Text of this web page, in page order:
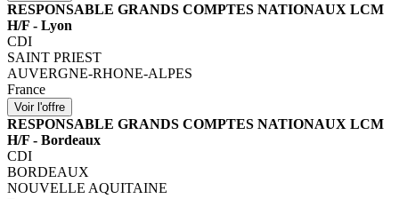
RESPONSABLE GRANDS COMPTES NATIONAUX LCM
H/F - Lyon
CDI
SAINT PRIEST
AUVERGNE-RHONE-ALPES
France
RESPONSABLE GRANDS COMPTES NATIONAUX LCM
H/F - Bordeaux
CDI
BORDEAUX
NOUVELLE AQUITAINE